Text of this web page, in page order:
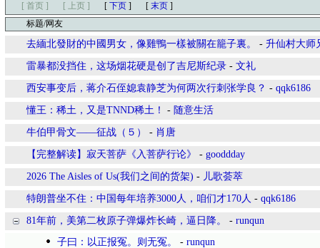
[ 首页 ] [ 上页 ] [ 下页 ] [ 末页 ]
标题/网友
去緬北發財的中國男女，像雞鴨一樣被關在籠子裏。 - 升仙村大师
​雷暴都没挡住，这场烟花硬是创了吉尼斯纪录 - 文礼
西安事变后，蒋介石侄媳袁静芝为何两次行刺张学良？ - qqk6186
懂王：稀土，又是TNND稀土！ - 随意生活
牛伯甲骨文——征战（５） - 肖唐
【完整解读】寂天菩萨《入菩萨行论》 - gooddday
2026 The Aisles of Us(我们之间的货架) - 儿歌荟萃
特朗普坐不住：中国每年培养3000人，咱们才170人 - qqk6186
81年前，美第二枚原子弹爆炸长崎，逼日降。 - runqun
子曰：以正报冤。则无冤。
- runqun